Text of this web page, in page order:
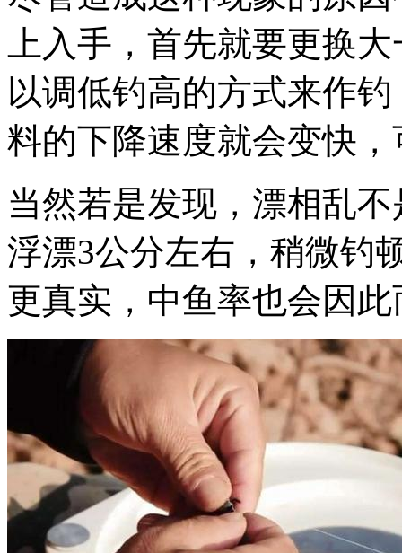
上入手，首先就要更换
以调低钓高的方式来作
料的下降速度就会变快
当然若是发现，漂相乱
浮漂3公分左右，稍微钓
更真实，中鱼率也会因